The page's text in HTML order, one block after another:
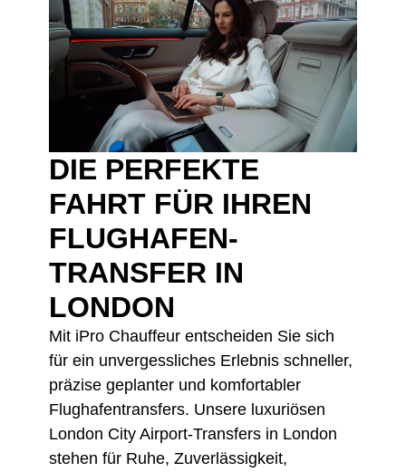
DIE PERFEKTE
FAHRT FÜR IHREN
FLUGHAFEN-
TRANSFER IN
LONDON
Mit iPro Chauffeur entscheiden Sie sich
für ein unvergessliches Erlebnis schneller,
präzise geplanter und komfortabler
Flughafentransfers. Unsere luxuriösen
London City Airport-Transfers in London
stehen für Ruhe, Zuverlässigkeit,